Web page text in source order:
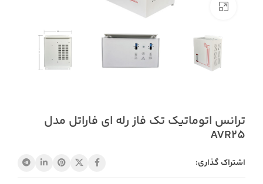
بزرگنمایی تصویر
ترانس اتوماتیک تک فاز رله ای فاراتل مدل
AVR25
اشتراک گذاری: